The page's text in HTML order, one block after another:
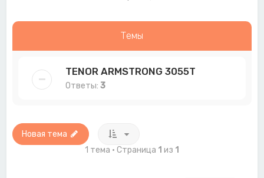
Темы
TENOR ARMSTRONG 3055T
Ответы:3
Новая тема
1 тема • Страница 1 из 1